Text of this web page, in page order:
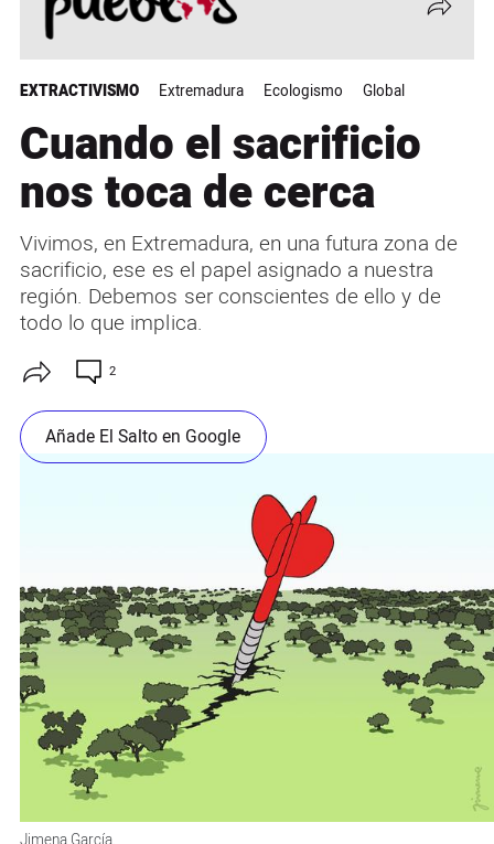
EXTRACTIVISMO Extremadura Ecologismo Global
Cuando el sacrificio
nos toca de cerca
Vivimos, en Extremadura, en una futura zona de
sacrificio, ese es el papel asignado a nuestra
región. Debemos ser conscientes de ello y de
todo lo que implica.
2
Añade El Salto en Google